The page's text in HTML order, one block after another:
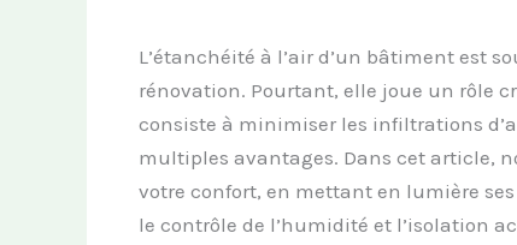
L’étanchéité à l’air d’un bâtiment est
rénovation. Pourtant, elle joue un rôle
consiste à minimiser les infiltrations
multiples avantages. Dans cet article,
votre confort, en mettant en lumière
le contrôle de l’humidité et l’isolation